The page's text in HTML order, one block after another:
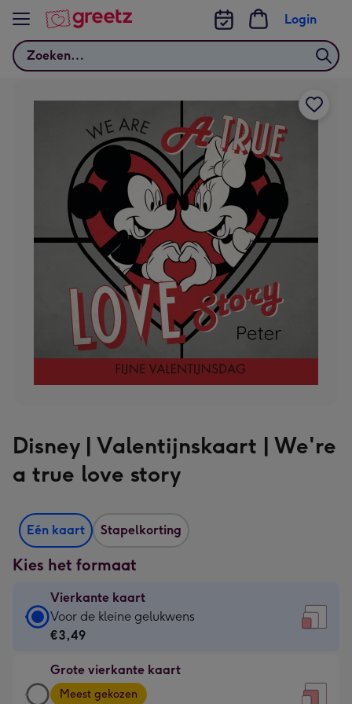
Bekijk meer
Zoeken
Login
Disney | Valentijnskaart | We're
a true love story
Eén kaart Stapelkorting
Kies het formaat
Vierkante kaart
Vierkante
kaart
€3,49
-
Voor de kleine gelukwens
€3,49
Grote vierkante kaart
Grote
Meest gekozen